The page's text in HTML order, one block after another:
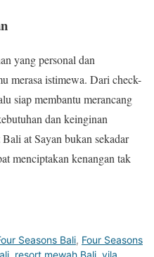
yang personal dan
merasa istimewa. Dari check-
siap membantu merancang
dan keinginan
at Sayan bukan sekadar
menciptakan kenangan tak
Seasons Bali, Four Seasons
resort mewah Bali vila